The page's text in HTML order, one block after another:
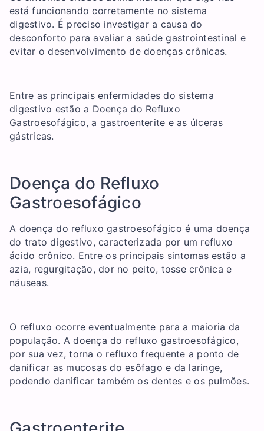
está funcionando corretamente no sistema
digestivo. É preciso investigar a causa do
desconforto para avaliar a saúde gastrointestinal e
evitar o desenvolvimento de doenças crônicas.
Entre as principais enfermidades do sistema
digestivo estão a Doença do Refluxo
Gastroesofágico, a gastroenterite e as úlceras
gástricas.
Doença do Refluxo
Gastroesofágico
A doença do refluxo gastroesofágico é uma doença
do trato digestivo, caracterizada por um refluxo
ácido crônico. Entre os principais sintomas estão a
azia, regurgitação, dor no peito, tosse crônica e
náuseas.
O refluxo ocorre eventualmente para a maioria da
população. A doença do refluxo gastroesofágico,
por sua vez, torna o refluxo frequente a ponto de
danificar as mucosas do esôfago e da laringe,
podendo danificar também os dentes e os pulmões.